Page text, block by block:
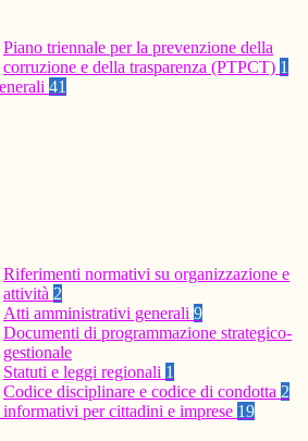
Piano triennale per la prevenzione della
corruzione e della trasparenza (PTPCT) 1
41
Riferimenti normativi su organizzazione e
attività 2
Atti amministrativi generali 9
Documenti di programmazione strategico-
gestionale
Statuti e leggi regionali 1
Codice disciplinare e codice di condotta 2
per cittadini e imprese 19